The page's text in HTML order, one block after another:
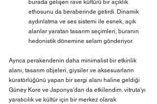
burada gelişen rave kültürü bir açıklık
ethosunu da beraberinde getirdi. Dinamik
aydınlatma ve ses sistemi ile esnek, açık
alanlar yaratan tasarım seçimleri, buranın
hedonistik dönemine selam gönderiyor.
Ayrıca perakendenin daha minimalist bir etkinlik
alanı, tasarım objeleri, giysiler ve aksesuarların
küratörlüğünü yapan bir sergi alanı haline geldiği
Güney Kore ve Japonya'dan da etkilendim. vitruta'yı
yaratıcılık ve kültür için bir merkez olarak